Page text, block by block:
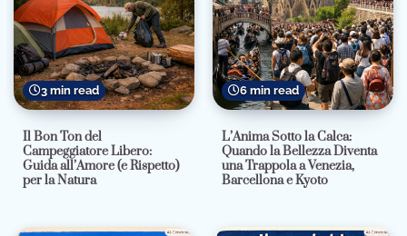
3 min read
Il Bon Ton del
Campeggiatore Libero:
Guida all’Amore (e Rispetto)
per la Natura
6 min read
L’Anima Sotto la Calca:
Quando la Bellezza Diventa
una Trappola a Venezia,
Barcellona e Kyoto